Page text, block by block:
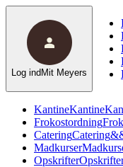
KantineKantine
Frokostordning
CateringCatering&
Madkurser
Opskrifter
Log ind Mit Meyers